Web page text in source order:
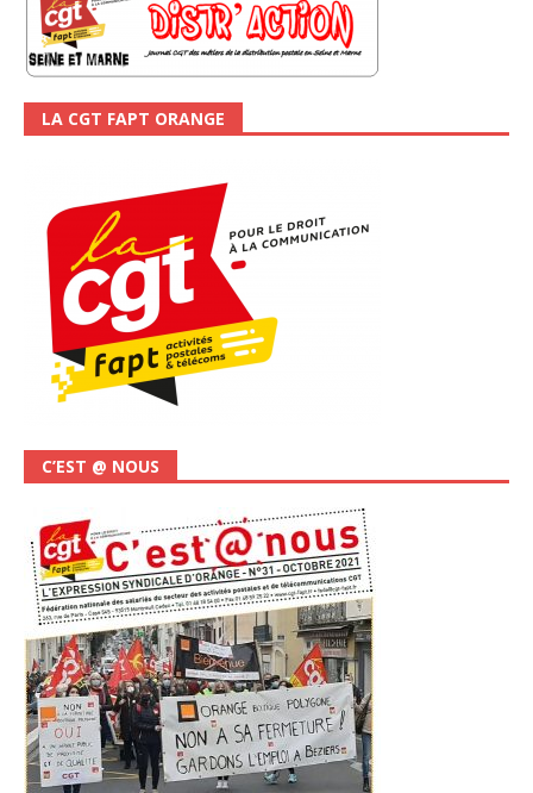
LA CGT FAPT ORANGE
C’EST @ NOUS